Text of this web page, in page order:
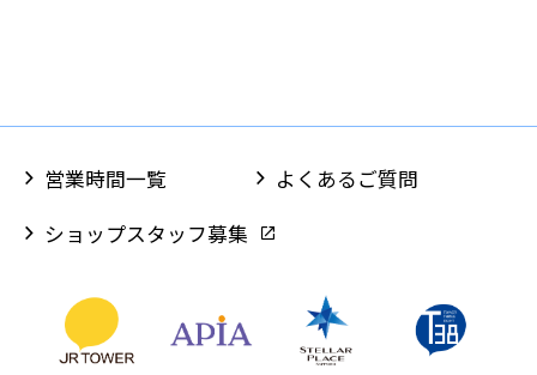
営業時間一覧
よくあるご質問
ショップスタッフ募集